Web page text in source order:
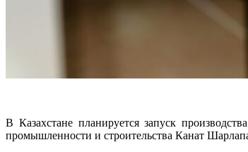
В Казахстане планируется запуск
промышленности и строительства Канат